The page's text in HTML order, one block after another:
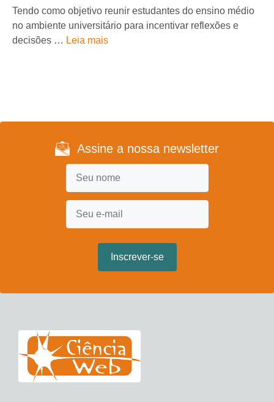
Tendo como objetivo reunir estudantes do ensino médio
no ambiente universitário para incentivar reflexões e
decisões … Leia mais
Assine a nossa newsletter